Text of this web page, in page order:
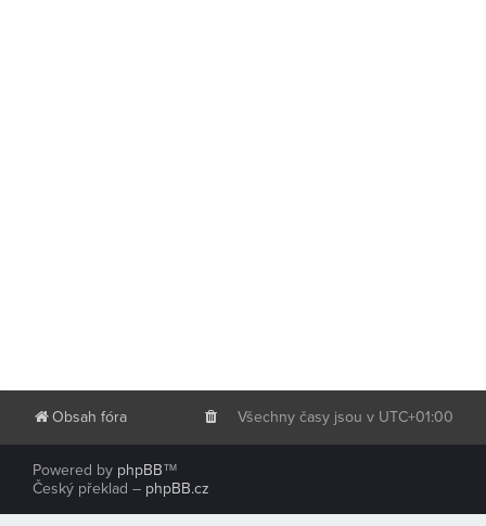
Obsah fóra Všechny časy jsou v UTC+01:00
Powered by phpBB™
Český překlad – phpBB.cz